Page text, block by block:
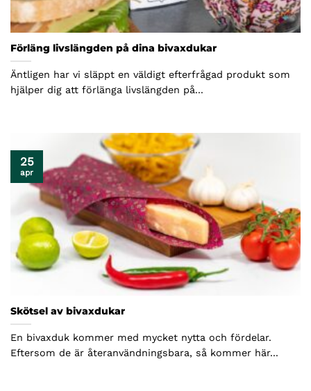
Förläng livslängden på dina bivaxdukar
Äntligen har vi släppt en väldigt efterfrågad produkt som
hjälper dig att förlänga livslängden på...
Skötsel av bivaxdukar
En bivaxduk kommer med mycket nytta och fördelar.
Eftersom de är återanvändningsbara, så kommer här...
25
apr